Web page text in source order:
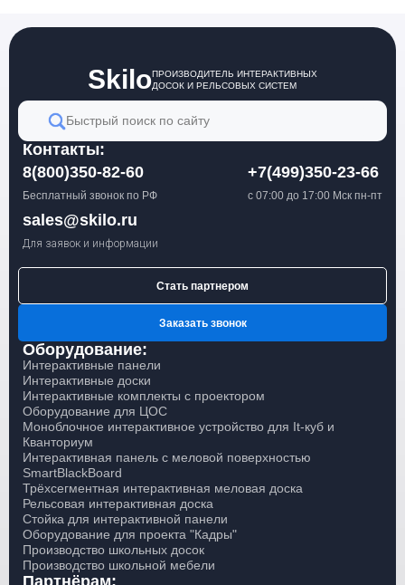
SkiloПРОИЗВОДИТЕЛЬ ИНТЕРАКТИВНЫХ
ДОСОК И РЕЛЬСОВЫХ СИСТЕМ
Быстрый поиск по сайту
Контакты:
8(800)350-82-60
Бесплатный звонок по РФ
+7(499)350-23-66
с 07:00 до 17:00 Мск пн-пт
sales@skilo.ru
Для заявок и информации
Стать партнером
Заказать звонок
Оборудование:
Интерактивные панели
Интерактивные доски
Интерактивные комплекты с проектором
Оборудование для ЦОС
Моноблочное интерактивное устройство для It-куб и
Кванториум
Интерактивная панель с меловой поверхностью
SmartBlackBoard
Трёхсегментная интерактивная меловая доска
Рельсовая интерактивная доска
Стойка для интерактивной панели
Оборудование для проекта "Кадры"
Производство школьных досок
Производство школьной мебели